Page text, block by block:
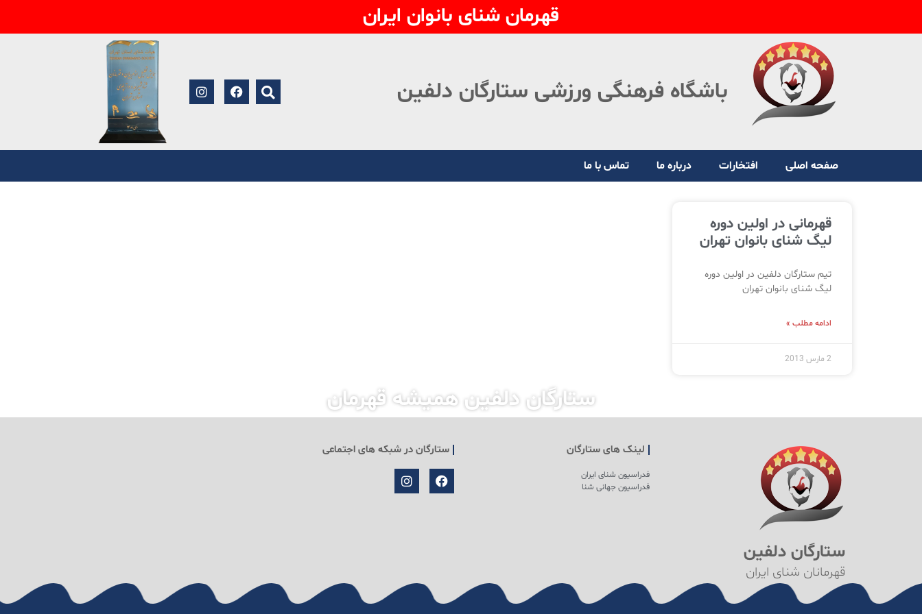
قهرمان شنای بانوان ایران
باشگاه فرهنگی ورزشی ستارگان دلفین
صفحه اصلی افتخارات درباره ما تماس با ما
قهرمانی در اولین دوره
لیگ شنای بانوان تهران
تیم ستارگان دلفین در اولین دوره
لیگ شنای بانوان تهران
ادامه مطلب »
2 مارس 2013
ستارگان دلفین همیشه قهرمان
ستارگان دلفین
قهرمانان شنای ایران
لینک های ستارگان
فدراسیون شنای ایران
فدراسیون جهانی شنا
ستارگان در شبکه های اجتماعی